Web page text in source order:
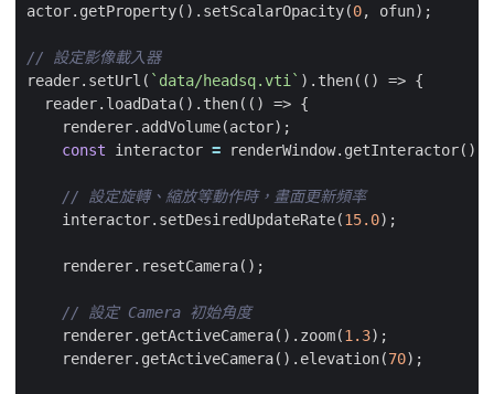
actor. getProperty(). setScalarOpacity(0, ofun);
reader. setUrl ( `data/headsq.vti` ). then(() => {
reader. loadData(). then(() => {
renderer. addVolume(actor);
const
interactor = renderWindow. getInteractor();
interactor. setDesiredUpdateRate(15.0);
renderer. resetCamera();
renderer. getActiveCamera(). zoom(1.3);
renderer. getActiveCamera(). elevation(70);